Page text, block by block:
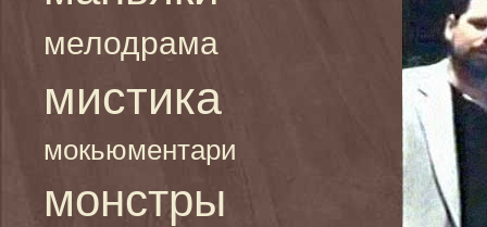
мелодрама
мистика
мокьюментари
монстры